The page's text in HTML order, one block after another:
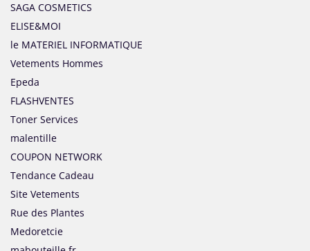
SAGA COSMETICS
ELISE&MOI
le MATERIEL INFORMATIQUE
Vetements Hommes
Epeda
FLASHVENTES
Toner Services
malentille
COUPON NETWORK
Tendance Cadeau
Site Vetements
Rue des Plantes
Medoretcie